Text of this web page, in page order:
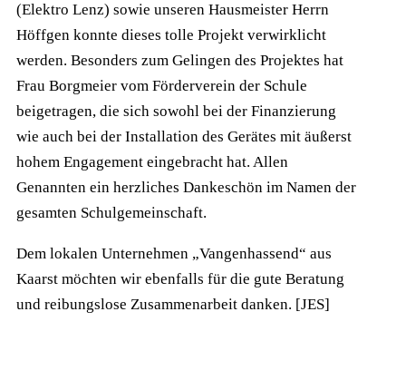
(Elektro Lenz) sowie unseren Hausmeister Herrn
Höffgen konnte dieses tolle Projekt verwirklicht
werden. Besonders zum Gelingen des Projektes hat
Frau Borgmeier vom Förderverein der Schule
beigetragen, die sich sowohl bei der Finanzierung
wie auch bei der Installation des Gerätes mit äußerst
hohem Engagement eingebracht hat. Allen
Genannten ein herzliches Dankeschön im Namen der
gesamten Schulgemeinschaft.
Dem lokalen Unternehmen „Vangenhassend“ aus
Kaarst möchten wir ebenfalls für die gute Beratung
und reibungslose Zusammenarbeit danken. [JES]